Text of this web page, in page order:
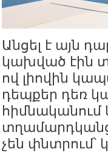
Անցել է այն
կախված էին
ով լիովին
դեպքեր դեռ
հիմնականում
չեն